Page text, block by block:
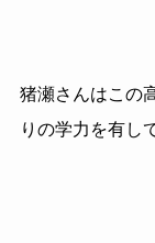
猪瀬さんはこの
りの学力を有し